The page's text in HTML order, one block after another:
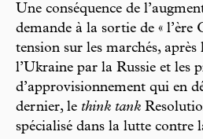
Une conséquence de
demande à la sortie de « l’ère
tension sur les marchés, après
l’Ukraine par la Russie et les
d’approvisionnement qui en
dernier, le think tank
spécialisé dans la lutte contre